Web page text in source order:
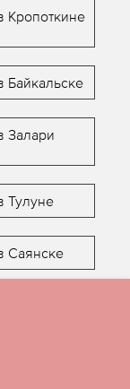
Кропоткине
Залари
Тулуне
Саянске